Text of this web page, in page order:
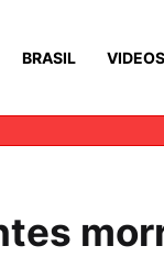
BRASIL VIDEOS